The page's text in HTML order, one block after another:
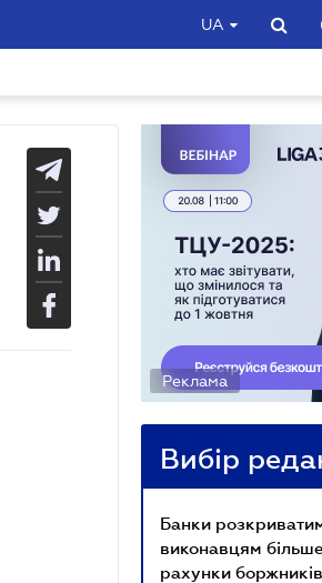
UA
Реклама
Вибір
Банки
виконавцям
рахунки боржників